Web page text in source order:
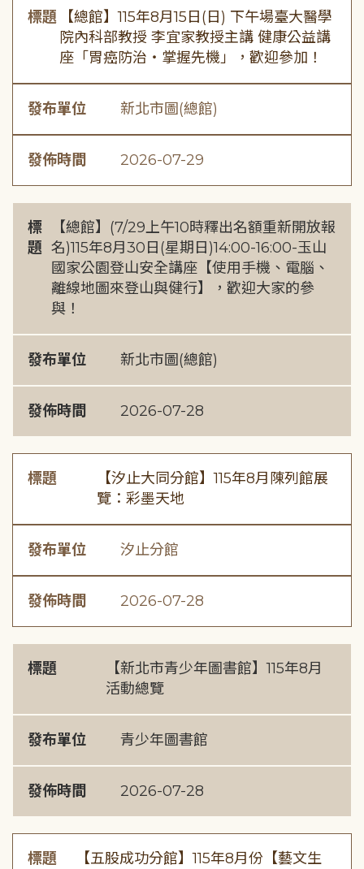
標題
【總館】115年8月15日(日) 下午場臺大醫學
院內科部教授 李宜家教授主講 健康公益講
座「胃癌防治・掌握先機」，歡迎參加！
發布單位 新北市圖(總館)
發佈時間 2026-07-29
標
題
【總館】(7/29上午10時釋出名額重新開放報
名)115年8月30日(星期日)14:00-16:00-玉山
國家公園登山安全講座【使用手機、電腦、
離線地圖來登山與健行】，歡迎大家的參
與！
發布單位 新北市圖(總館)
發佈時間 2026-07-28
標題
【汐止大同分館】115年8月陳列館展
覽：彩墨天地
發布單位 汐止分館
發佈時間 2026-07-28
標題
【新北市青少年圖書館】115年8月
活動總覽
發布單位 青少年圖書館
發佈時間 2026-07-28
標題
【五股成功分館】115年8月份【藝文生